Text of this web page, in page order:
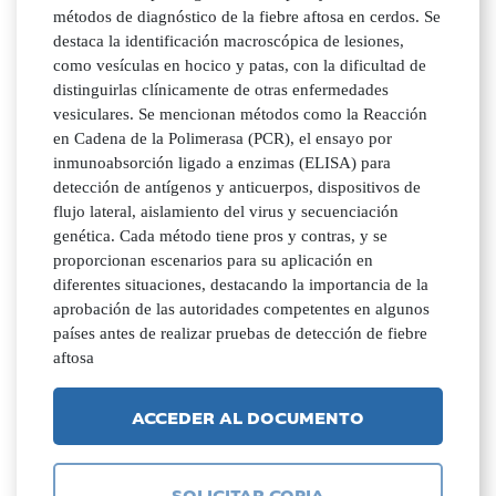
métodos de diagnóstico de la fiebre aftosa en cerdos. Se
destaca la identificación macroscópica de lesiones,
como vesículas en hocico y patas, con la dificultad de
distinguirlas clínicamente de otras enfermedades
vesiculares. Se mencionan métodos como la Reacción
en Cadena de la Polimerasa (PCR), el ensayo por
inmunoabsorción ligado a enzimas (ELISA) para
detección de antígenos y anticuerpos, dispositivos de
flujo lateral, aislamiento del virus y secuenciación
genética. Cada método tiene pros y contras, y se
proporcionan escenarios para su aplicación en
diferentes situaciones, destacando la importancia de la
aprobación de las autoridades competentes en algunos
países antes de realizar pruebas de detección de fiebre
aftosa
ACCEDER AL DOCUMENTO